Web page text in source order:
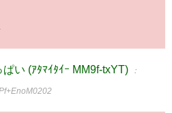
い (ｱﾀﾏｲﾀｲｰ MM9f-txYT) ：